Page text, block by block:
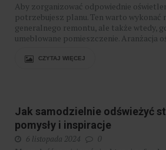
Aby zorganizować odpowiednie
potrzebujesz planu. Ten warto
generalnego remontu, ale także wtedy,
umeblowane pomieszczenie. Aranżacja
CZYTAJ WIĘCEJ
Jak samodzielnie odświeżyć
pomysły i inspiracje
6 listopada 2024 0